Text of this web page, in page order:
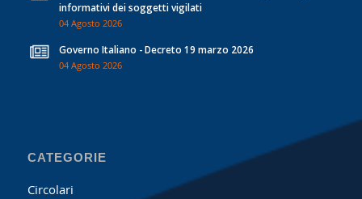
informativi dei soggetti vigilati
04 Agosto 2026
Governo Italiano - Decreto 19 marzo 2026
04 Agosto 2026
CATEGORIE
Circolari